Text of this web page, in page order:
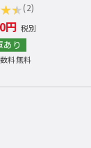
(2)
円 税別
り
料無料